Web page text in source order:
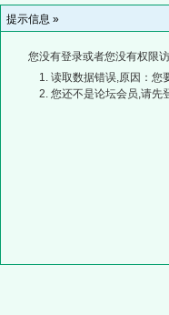
提示信息 »
您没有登录或者您没有权限
读取数据错误,原因：您
您还不是论坛会员,请先